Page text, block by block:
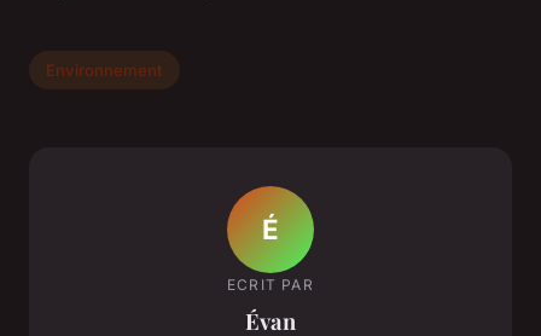
Environnement
É
ECRIT PAR
Évan